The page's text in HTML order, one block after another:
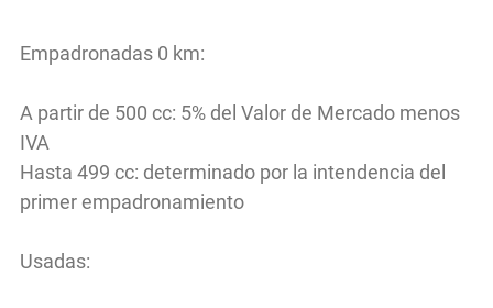
Empadronadas 0 km:
A partir de 500 cc: 5% del Valor de Mercado menos
IVA
Hasta 499 cc: determinado por la intendencia del
primer empadronamiento
Usadas: